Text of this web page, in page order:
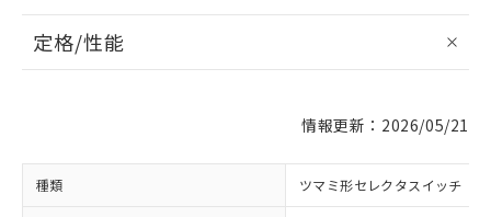
定格/性能
情報更新：2026/05/21
種類 ツマミ形セレクタスイッチ